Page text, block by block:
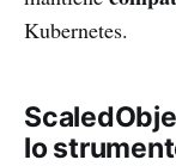
Kubernetes.
lo